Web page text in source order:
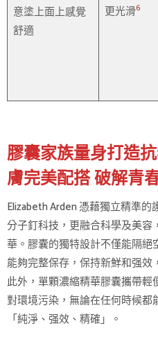
意塗上面上感覺
舒適
更光滑6
膠囊家族量身打造
膚完美配搭 破解青
Elizabeth Arden 憑藉獨立精準
分子釘科技，更融合科學及美
華。膠囊的獨特設計不僅能隔
能夠完整保存，保持新鮮和强效
此外，單顆濃縮精華膠囊攜帶
對環境污染，無論在任何時候
「純淨、强效、精確」。